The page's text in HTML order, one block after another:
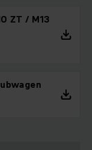
ZT / M13